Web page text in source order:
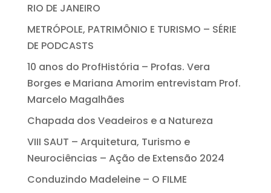
RIO DE JANEIRO
METRÓPOLE, PATRIMÔNIO E TURISMO – SÉRIE
DE PODCASTS
10 anos do ProfHistória – Profas. Vera
Borges e Mariana Amorim entrevistam Prof.
Marcelo Magalhães
Chapada dos Veadeiros e a Natureza
VIII SAUT – Arquitetura, Turismo e
Neurociências – Ação de Extensão 2024
Conduzindo Madeleine – O FILME